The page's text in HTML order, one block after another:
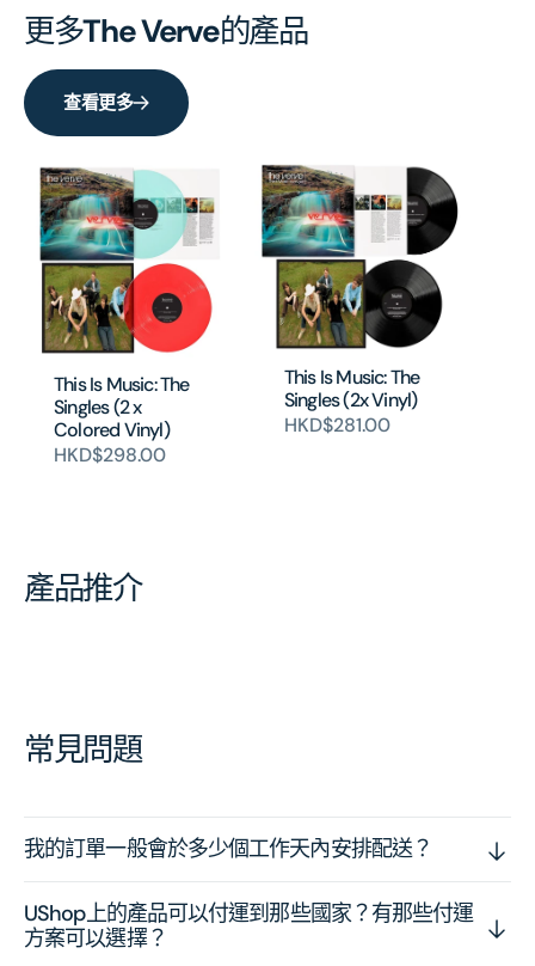
更多The Verve的產品
查看更多
This Is Music: The
Singles (2 x
Colored Vinyl)
HKD$298.00
This Is Music: The
Singles (2x Vinyl)
HKD$281.00
產品推介
常見問題
我的訂單一般會於多少個工作天內安排配送？
UShop上的產品可以付運到那些國家？有那些付運
方案可以選擇？